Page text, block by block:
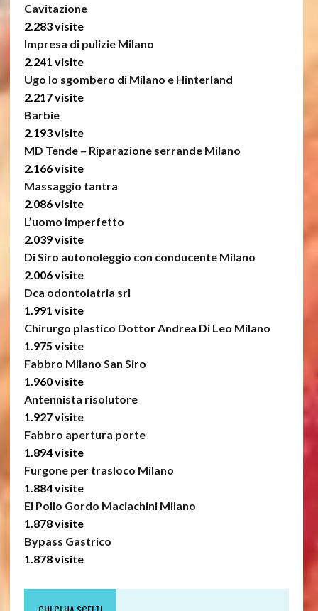
Cavitazione
2.283 visite
Impresa di pulizie Milano
2.241 visite
Ugo lo sgombero di Milano e Hinterland
2.217 visite
Barbie
2.193 visite
MD Tende – Riparazione serrande Milano
2.166 visite
Massaggio tantra
2.086 visite
L’uomo imperfetto
2.039 visite
Di Siro autonoleggio con conducente Milano
2.006 visite
Dca odontoiatria srl
1.991 visite
Chirurgo plastico Dottor Andrea Di Leo Milano
1.975 visite
Fabbro Milano San Siro
1.960 visite
Antennista risolutore
1.927 visite
Fabbro apertura porte
1.894 visite
Furgone per trasloco Milano
1.884 visite
El Pollo Gordo Maciachini Milano
1.878 visite
Bypass Gastrico
1.878 visite